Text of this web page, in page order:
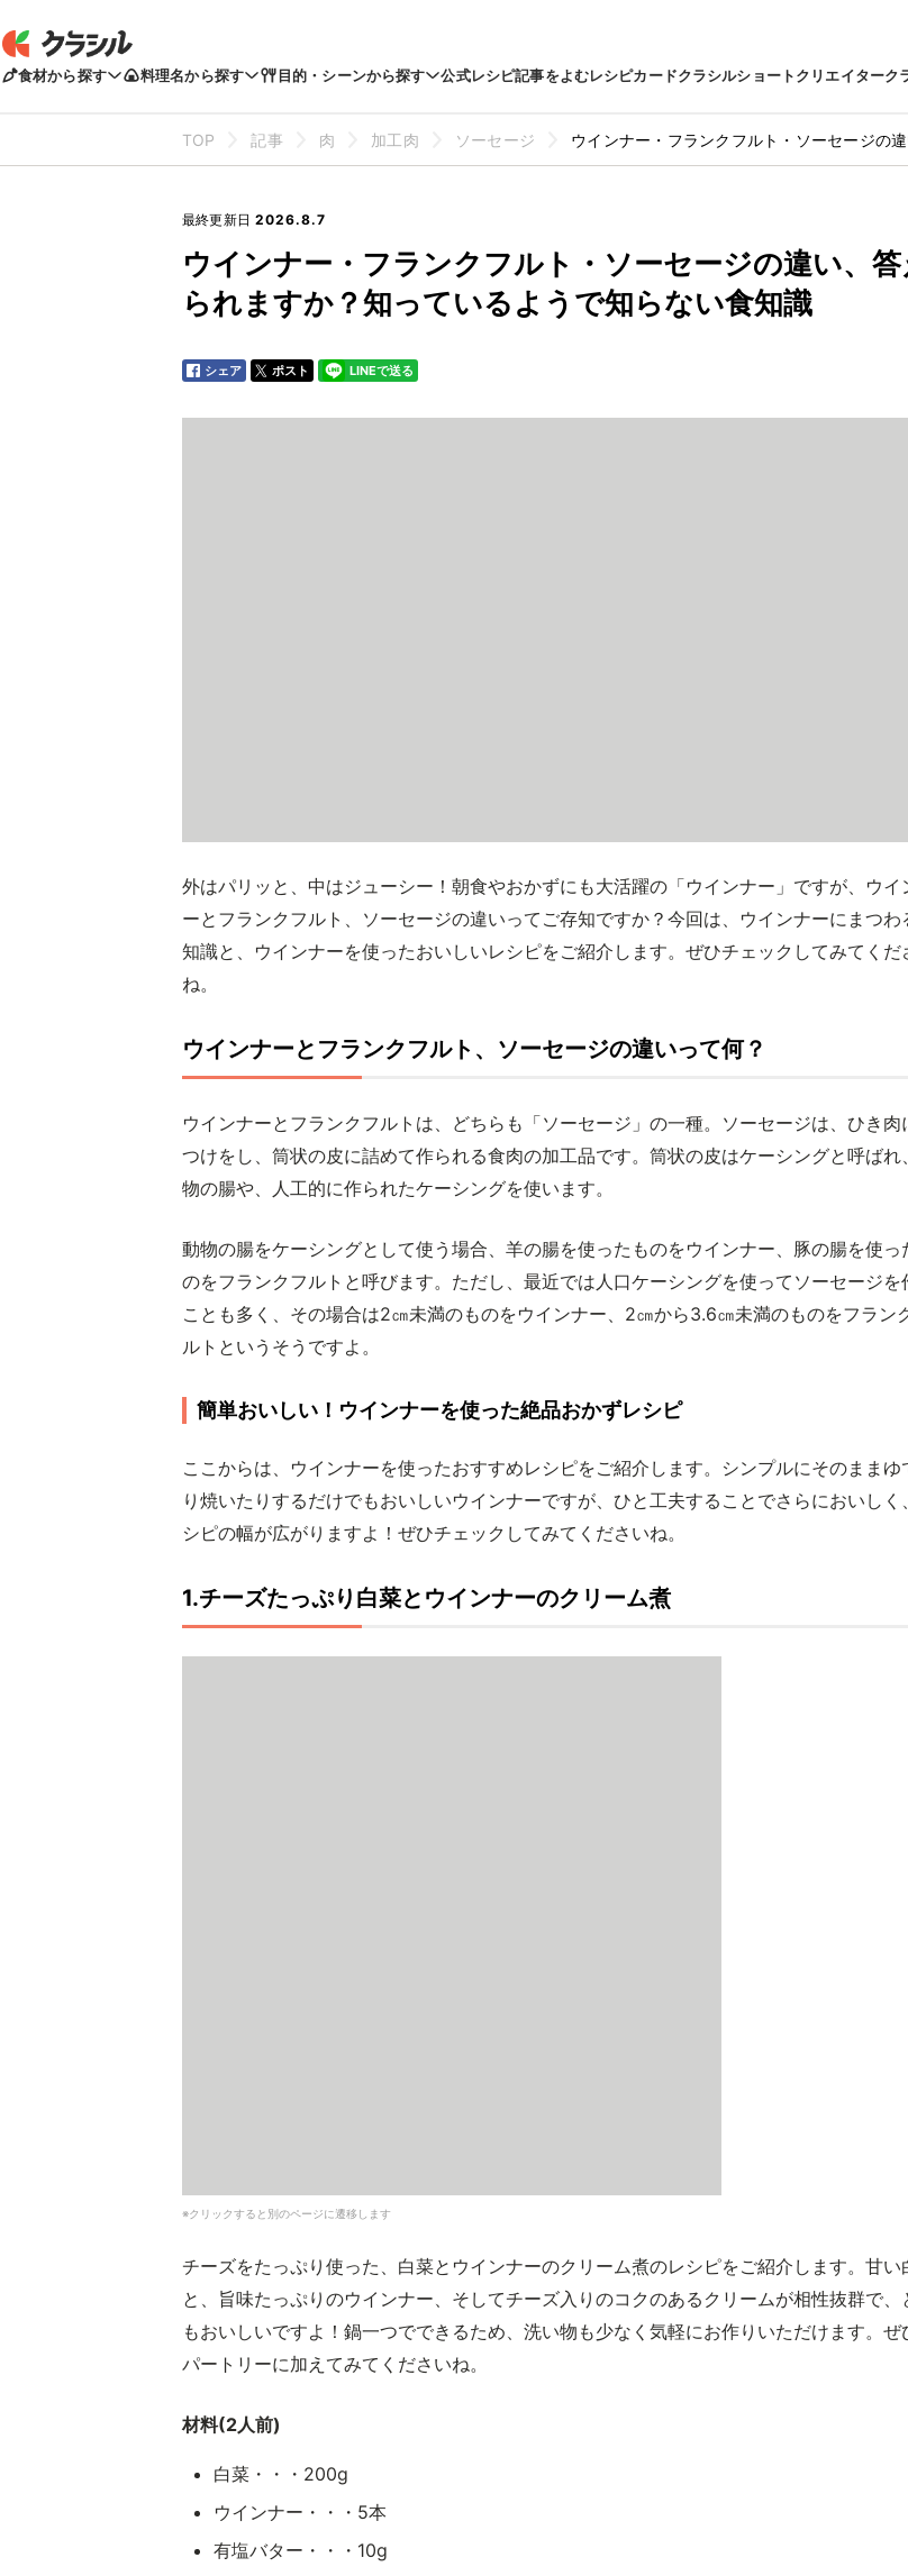
食材から探す 料理名から探す 目的・シーンから探す 公式レシピ記事をよむレシピカードクラシルショートクリエイターク
TOP 記事 肉 加工肉 ソーセージ ウインナー・フランクフルト・ソーセージの
最終更新日 2026.8.7
ウインナー・フランクフルト・ソーセージの違い、答
られますか？知っているようで知らない食知識
シェア ポスト LINEで送る
外はパリッと、中はジューシー！朝食やおかずにも大活躍の「ウインナー」ですが、ウイ
ーとフランクフルト、ソーセージの違いってご存知ですか？今回は、ウインナーにまつわ
知識と、ウインナーを使ったおいしいレシピをご紹介します。ぜひチェックしてみてくだ
ね。
ウインナーとフランクフルト、ソーセージの違いって何？
ウインナーとフランクフルトは、どちらも「ソーセージ」の一種。ソーセージは、ひき肉
つけをし、筒状の皮に詰めて作られる食肉の加工品です。筒状の皮はケーシングと呼ばれ
物の腸や、人工的に作られたケーシングを使います。
動物の腸をケーシングとして使う場合、羊の腸を使ったものをウインナー、豚の腸を使っ
のをフランクフルトと呼びます。ただし、最近では人口ケーシングを使ってソーセージを
ことも多く、その場合は2㎝未満のものをウインナー、2㎝から3.6㎝未満のものをフラン
ルトというそうですよ。
簡単おいしい！ウインナーを使った絶品おかずレシピ
ここからは、ウインナーを使ったおすすめレシピをご紹介します。シンプルにそのままゆ
り焼いたりするだけでもおいしいウインナーですが、ひと工夫することでさらにおいしく
シピの幅が広がりますよ！ぜひチェックしてみてくださいね。
1.チーズたっぷり白菜とウインナーのクリーム煮
※クリックすると別のページに遷移します
チーズをたっぷり使った、白菜とウインナーのクリーム煮のレシピをご紹介します。甘い
と、旨味たっぷりのウインナー、そしてチーズ入りのコクのあるクリームが相性抜群で、
もおいしいですよ！鍋一つでできるため、洗い物も少なく気軽にお作りいただけます。ぜ
パートリーに加えてみてくださいね。
材料(2人前)
白菜・・・200g
ウインナー・・・5本
有塩バター・・・10g